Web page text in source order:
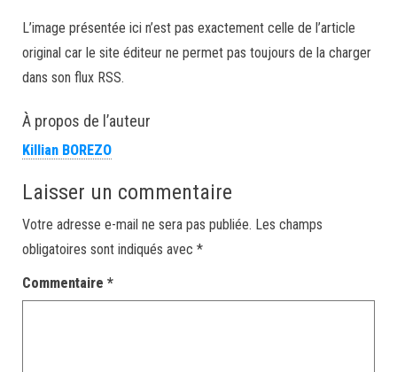
L’image présentée ici n’est pas exactement celle de l’article
original car le site éditeur ne permet pas toujours de la charger
dans son flux RSS.
À propos de l’auteur
Killian BOREZO
Laisser un commentaire
Votre adresse e-mail ne sera pas publiée. Les champs
obligatoires sont indiqués avec *
Commentaire *